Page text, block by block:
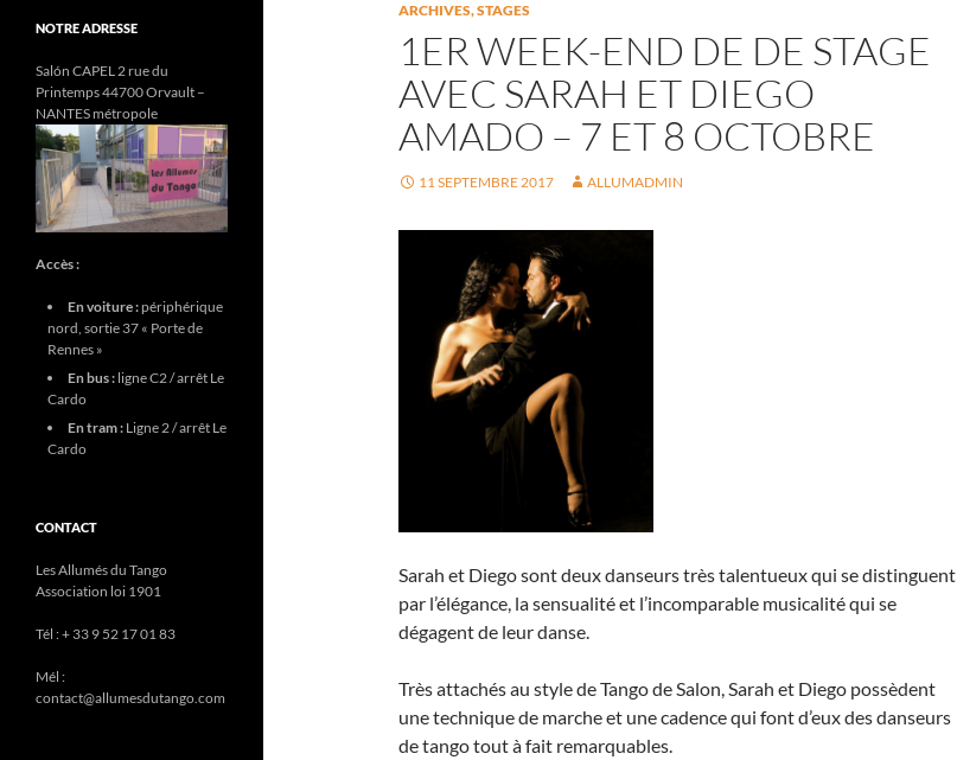
ARCHIVES,STAGES
1ER WEEK-END DE DE STAGE
AVEC SARAH ET DIEGO
AMADO – 7 ET 8 OCTOBRE
11 SEPTEMBRE 2017 ALLUMADMIN
Sarah et Diego sont deux danseurs très talentueux qui se distinguent
par l’élégance, la sensualité et l’incomparable musicalité qui se
dégagent de leur danse.
Très attachés au style de Tango de Salon, Sarah et Diego possèdent
une technique de marche et une cadence qui font d’eux des danseurs
de tango tout à fait remarquables.
NOTRE ADRESSE
Salón CAPEL 2 rue du
Printemps 44700 Orvault –
NANTES métropole
Accès :
En voiture : périphérique
nord, sortie 37 « Porte de
Rennes »
En bus : ligne C2 / arrêt Le
Cardo
En tram : Ligne 2 / arrêt Le
Cardo
CONTACT
Les Allumés du Tango
Association loi 1901
Tél : + 33 9 52 17 01 83
Mél :
contact@allumesdutango.com